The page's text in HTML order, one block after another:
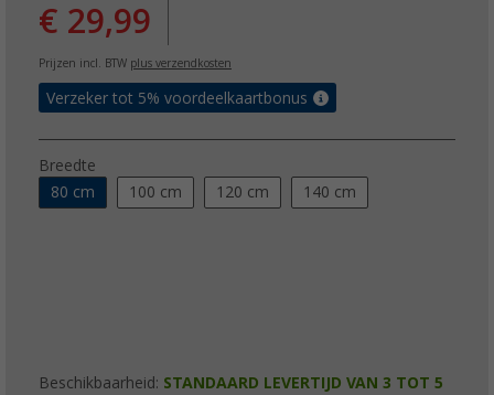
€ 29,99
Prijzen incl. BTW plus verzendkosten
Verzeker tot 5% voordeelkaartbonus
Breedte
80 cm
100 cm 120 cm 140 cm
Beschikbaarheid: STANDAARD LEVERTIJD VAN 3 TOT 5